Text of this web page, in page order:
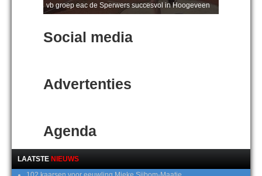
vb groep eac de Sperwers succesvol in Hoogeveen
Social media
Advertenties
Agenda
LAATSTE NIEUWS